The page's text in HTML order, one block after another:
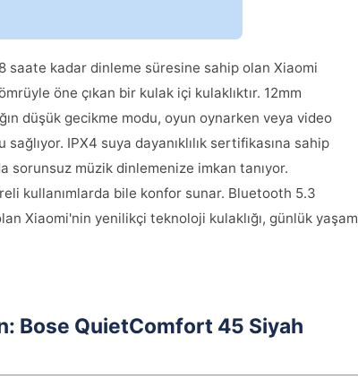
kadar dinleme süresine sahip olan Xiaomi
öne çıkan bir kulak içi kulaklıktır. 12mm
düşük gecikme modu, oyun oynarken veya video
IPX4 suya dayanıklılık sertifikasına sahip
sorunsuz müzik dinlemenize imkan tanıyor.
kullanımlarda bile konfor sunar. Bluetooth 5.3
Xiaomi'nin yenilikçi teknoloji kulaklığı, günlük yaşam
Bose QuietComfort 45 Siyah